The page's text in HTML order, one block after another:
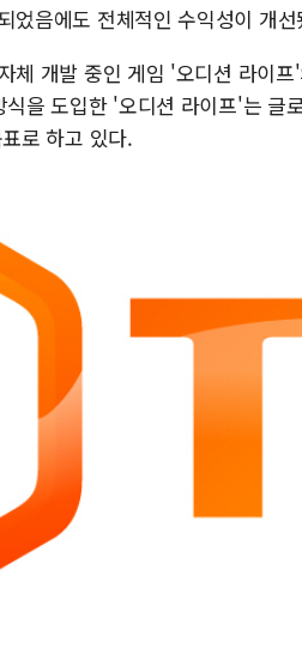
민주당, 오늘
트럼프, 쿡
유럽증시,
었음에도 전체적인 수익성이 개
체 개발 중인 게임 '오디션 라이
을 도입한 '오디션 라이프'는 글
로 하고 있다.